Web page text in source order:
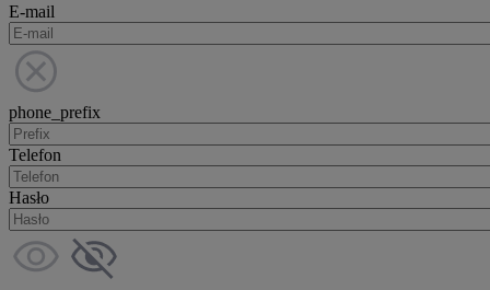
E-mail
phone_prefix
Telefon
Hasło